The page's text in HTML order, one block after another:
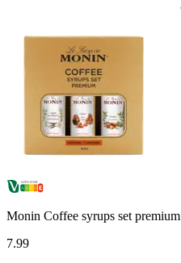
Monin Coffee syrups set premium
7.99